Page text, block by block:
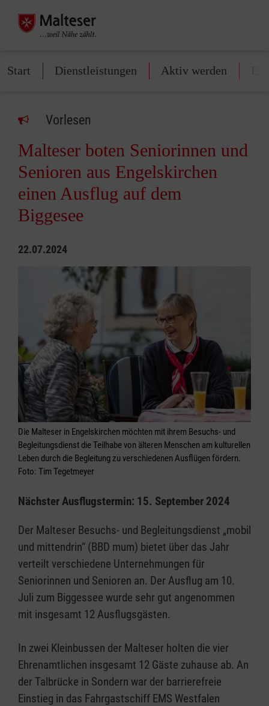
Start Dienstleistungen Aktiv werden
Vorlesen
Malteser boten Seniorinnen und
Senioren aus Engelskirchen
einen Ausflug auf dem
Biggesee
22.07.2024
Die Malteser in Engelskirchen möchten mit ihrem Besuchs- und
Begleitungsdienst die Teilhabe von älteren Menschen am kulturellen
Leben durch die Begleitung zu verschiedenen Ausflügen fördern.
Foto: Tim Tegetmeyer
Nächster Ausflugstermin: 15. September 2024
Der Malteser Besuchs- und Begleitungsdienst „mobil
und mittendrin“ (BBD mum) bietet über das Jahr
verteilt verschiedene Unternehmungen für
Seniorinnen und Senioren an. Der Ausflug am 10.
Juli zum Biggessee wurde sehr gut angenommen
mit insgesamt 12 Ausflugsgästen.
In zwei Kleinbussen der Malteser holten die vier
Ehrenamtlichen insgesamt 12 Gäste zuhause ab. An
der Talbrücke in Sondern war der barrierefreie
Einstieg in das Fahrgastschiff EMS Westfalen